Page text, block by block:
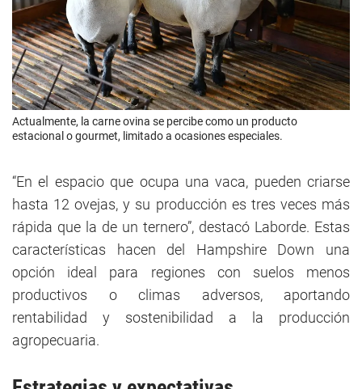
Actualmente, la carne ovina se percibe como un producto
estacional o gourmet, limitado a ocasiones especiales.
“En el espacio que ocupa una vaca, pueden criarse
hasta 12 ovejas, y su producción es tres veces más
rápida que la de un ternero”, destacó Laborde. Estas
características hacen del Hampshire Down una
opción ideal para regiones con suelos menos
productivos o climas adversos, aportando
rentabilidad y sostenibilidad a la producción
agropecuaria.